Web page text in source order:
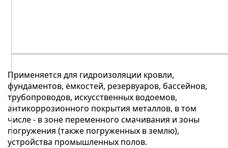
Применяется для гидроизоляции кровли,
фундаментов, ёмкостей, резервуаров, бассейнов,
трубопроводов, искусственных водоемов,
антикоррозионного покрытия металлов, в том
числе - в зоне переменного смачивания и зоны
погружения (также погруженных в землю),
устройства промышленных полов.